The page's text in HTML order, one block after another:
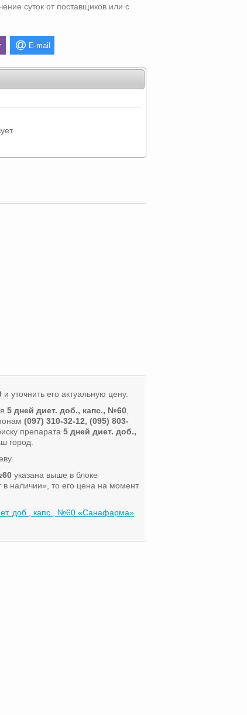
суток от поставщиков или с
E-mail
и уточнить его актуальную цену.
5 дней диет. доб., капс., №60
(097) 310-32-12, (095) 803-
препарата 5 дней диет. доб.,
город.
указана выше в блоке
в наличии», то его цена на момент
доб., капс., №60 «Санафарма»